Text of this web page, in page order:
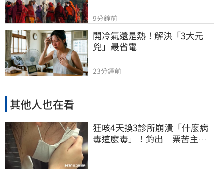
9分鐘前
開冷氣還是熱！解決「3大元
兇」最省電
23分鐘前
其他人也在看
狂咳4天換3診所崩潰「什麼病
毒這麼毒」！釣出一票苦主：